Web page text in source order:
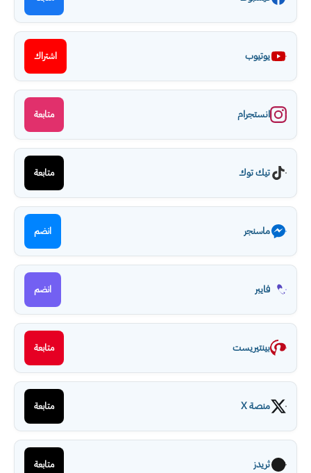
يوتيوب اشتراك
انستجرام متابعة
تيك توك متابعة
ماسنجر انضم
فايبر انضم
بينتيريست متابعة
منصة X متابعة
ثريدز متابعة